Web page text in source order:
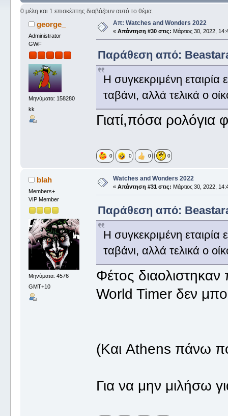
0 μέλη και 1 επισκέπτης διαβάζουν αυτό το θέμα.
george_
Administrator
GWF
Μηνύματα: 158280
kk
Απ: Watches and Wonders 2022
« Απάντηση #30 στις: Μάρτιος 30, 2022,
Παράθεση από:
Η συγκεκριμένη εταιρία
ταβάνι, αλλά τελικά ο
Γιατί,πόσα ρολόγια
0 0 0 0
blah
Members+
VIP Member
Μηνύματα: 4576
GMT+10
Watches and Wonders 2022
« Απάντηση #31 στις: Μάρτιος 30, 2022,
Παράθεση από:
Η συγκεκριμένη εταιρία
ταβάνι, αλλά τελικά ο
Φέτος
World Timer δεν
(Και Athens πάνω
Για να μην μιλήσω